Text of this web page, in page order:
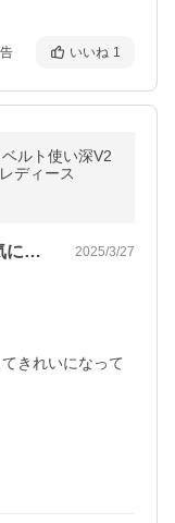
いいね 1
ルト使い深V2
ディース
かわいいです。ただ、少しシワが気になり… 2025/3/27
きれいになって